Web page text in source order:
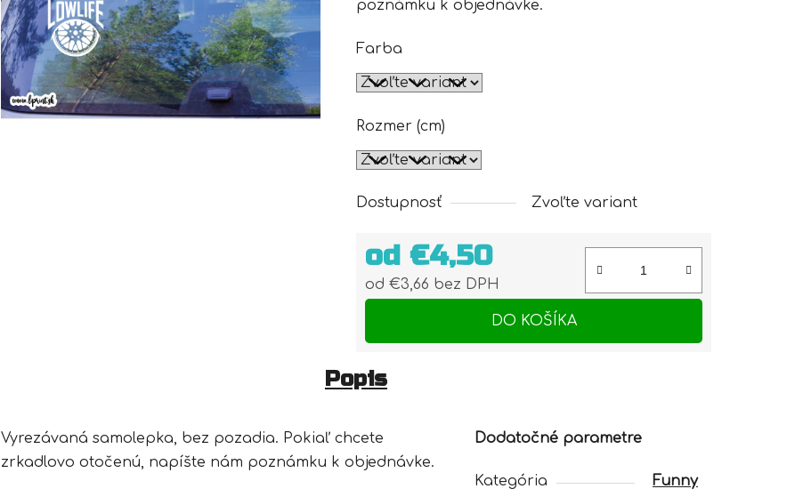
poznámku k objednávke.
Farba
Rozmer (cm)
Dostupnosť Zvoľte variant
od €4,50
od €3,66 bez DPH
Jednotková cena:
DO KOŠÍKA
Popis
Vyrezávaná samolepka, bez pozadia. Pokiaľ chcete
zrkadlovo otočenú, napíšte nám poznámku k objednávke.
Dodatočné parametre
Kategória
Funny